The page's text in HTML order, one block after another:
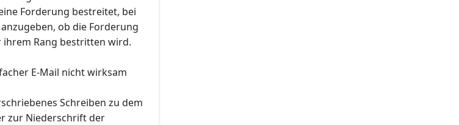
Forderung bestreitet, bei
ob die Forderung
Rang bestritten wird.
E-Mail nicht wirksam
Schreiben zu dem
zur Niederschrift der